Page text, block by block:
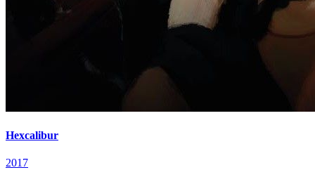
Hexcalibur
2017